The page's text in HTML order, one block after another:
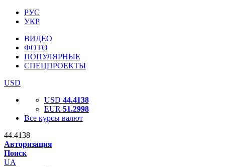
РУС
УКР
ВИДЕО
ФОТО
ПОПУЛЯРНЫЕ
СПЕЦПРОЕКТЫ
USD
USD 44.4138
EUR 51.2998
Все курсы валют
44.4138
Авторизация
Поиск
UA